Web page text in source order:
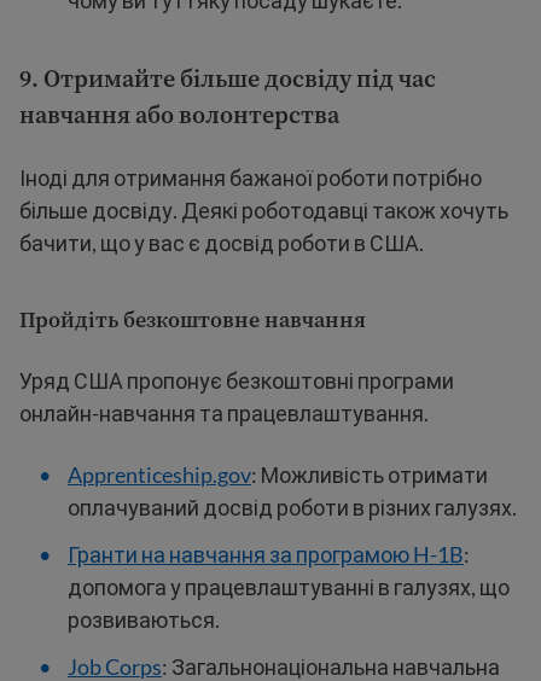
9. Отримайте більше досвіду під час
навчання або волонтерства
Іноді для отримання бажаної роботи потрібно
більше досвіду. Деякі роботодавці також хочуть
бачити, що у вас є досвід роботи в США.
Пройдіть безкоштовне навчання
Уряд США пропонує безкоштовні програми
онлайн-навчання та працевлаштування.
Apprenticeship.gov: Можливість отримати
оплачуваний досвід роботи в різних галузях.
Гранти на навчання за програмою H-1B:
допомога у працевлаштуванні в галузях, що
розвиваються.
Job Corps: Загальнонаціональна навчальна